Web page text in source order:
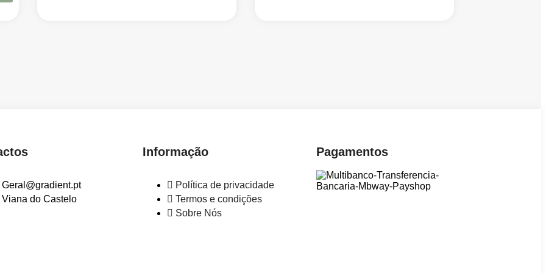
Geral@gradient.pt
Viana do Castelo
Informação
Política de privacidade
Termos e condições
Sobre Nós
Pagamentos